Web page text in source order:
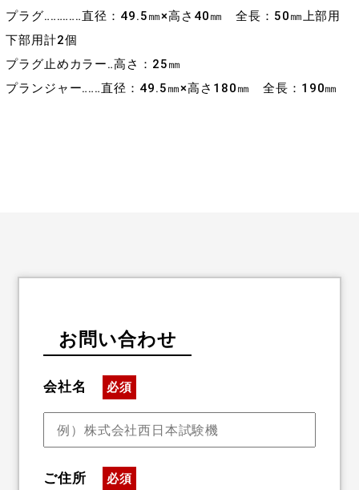
プラグ‥‥‥‥‥‥直径：49.5㎜×高さ40㎜ 全長：50㎜上部用
下部用計2個
プラグ止めカラー‥高さ：25㎜
プランジャー‥‥‥直径：49.5㎜×高さ180㎜ 全長：190㎜
お問い合わせ
会社名 必須
ご住所 必須